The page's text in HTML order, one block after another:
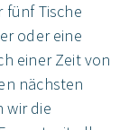
fünf Tische
oder eine
einer Zeit von
nächsten
wir die